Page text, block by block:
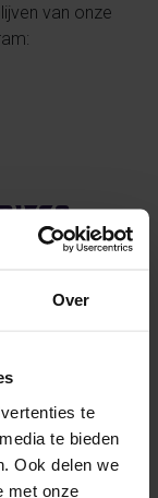
Over
te
te bieden
Ook delen we
met onze
van onze